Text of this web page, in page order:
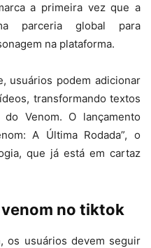
a primeira vez que a
parceria global para
na plataforma.
usuários podem adicionar
transformando textos
Venom. O lançamento
A Última Rodada”, o
que já está em cartaz
no tiktok
os usuários devem seguir